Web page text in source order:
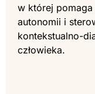
w której
autonomii i
kontekstualno-
człowieka.